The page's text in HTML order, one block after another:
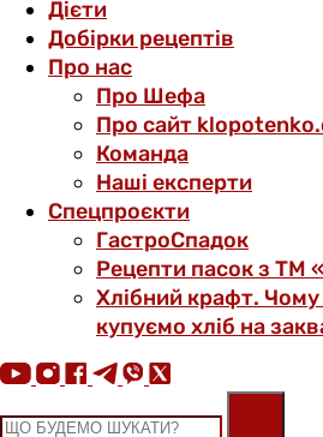
Дієти
Добірки рецептів
Про нас
Про Шефа
Про сайт
Команда
Наші експерти
Спецпроєкти
ГастроСпадок
Рецепти пасок з ТМ
Хлібний крафт.
купуємо хліб на